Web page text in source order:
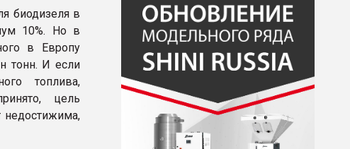
биодизеля в
10%. Но в
в Европу
тонн. И если
топлива,
цель
недостижима,